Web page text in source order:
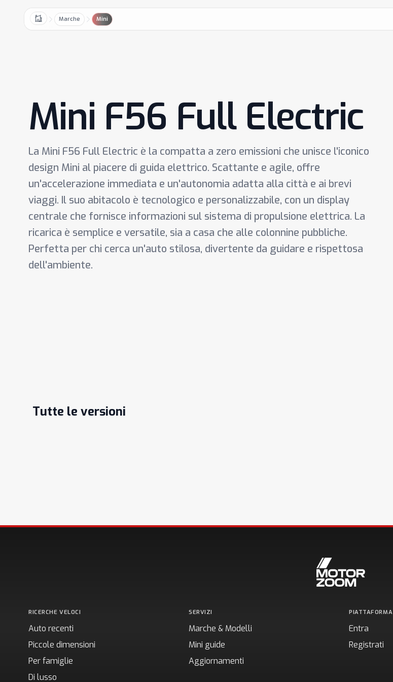
Home Marche Mini
Mini F56 Full Electric
La Mini F56 Full Electric è la compatta a zero emissioni che unisce l'iconico
design Mini al piacere di guida elettrico. Scattante e agile, offre
un'accelerazione immediata e un'autonomia adatta alla città e ai brevi
viaggi. Il suo abitacolo è tecnologico e personalizzabile, con un display
centrale che fornisce informazioni sul sistema di propulsione elettrica. La
ricarica è semplice e versatile, sia a casa che alle colonnine pubbliche.
Perfetta per chi cerca un'auto stilosa, divertente da guidare e rispettosa
dell'ambiente.
Tutte le versioni
RICERCHE VELOCI
Auto recenti
Piccole dimensioni
Per famiglie
Di lusso
SERVIZI
Marche & Modelli
Mini guide
Aggiornamenti
PIATTAFORMA
Entra
Registrati